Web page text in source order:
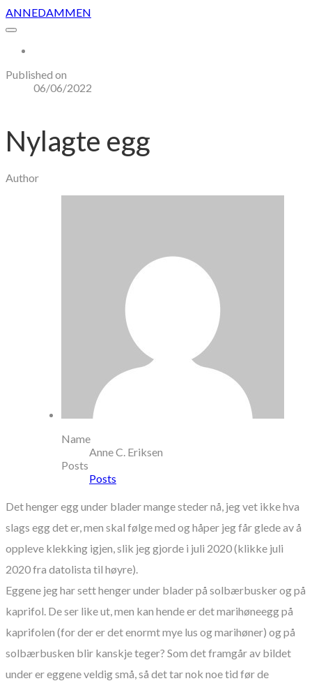
ANNEDAMMEN
Published on
06/06/2022
Nylagte egg
Author
Name
Anne C. Eriksen
Posts
Posts
Det henger egg under blader mange steder nå, jeg vet ikke hva
slags egg det er, men skal følge med og håper jeg får glede av å
oppleve klekking igjen, slik jeg gjorde i juli 2020 (klikke juli
2020 fra datolista til høyre).
Eggene jeg har sett henger under blader på solbærbusker og på
kaprifol. De ser like ut, men kan hende er det marihøneegg på
kaprifolen (for der er det enormt mye lus og marihøner) og på
solbærbusken blir kanskje teger? Som det framgår av bildet
under er eggene veldig små, så det tar nok noe tid før de